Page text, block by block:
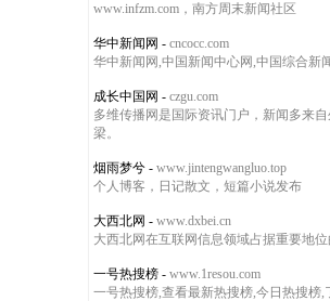
www.infzm.com，南方周末新闻社区
华中新闻网 - cncocc.com
华中新闻网,中国新闻中心网,中国综合新
成长中国网 - czgu.com
多维传播网是国际资讯门户，新闻多来
梁。
烟雨梦兮 - www.jintengwangluo.top
个人博客，日记散文，短篇小说发布
大西北网 - www.dxbei.cn
大西北网在互联网信息领域占据重要地
一号热搜榜 - www.1resou.com
一号热搜榜,查看最新热搜榜,今日热搜榜